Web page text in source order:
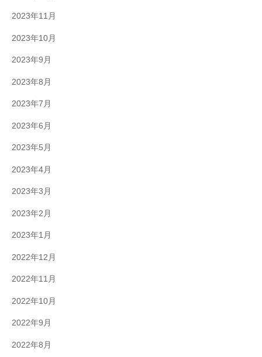
2023年11月
2023年10月
2023年9月
2023年8月
2023年7月
2023年6月
2023年5月
2023年4月
2023年3月
2023年2月
2023年1月
2022年12月
2022年11月
2022年10月
2022年9月
2022年8月